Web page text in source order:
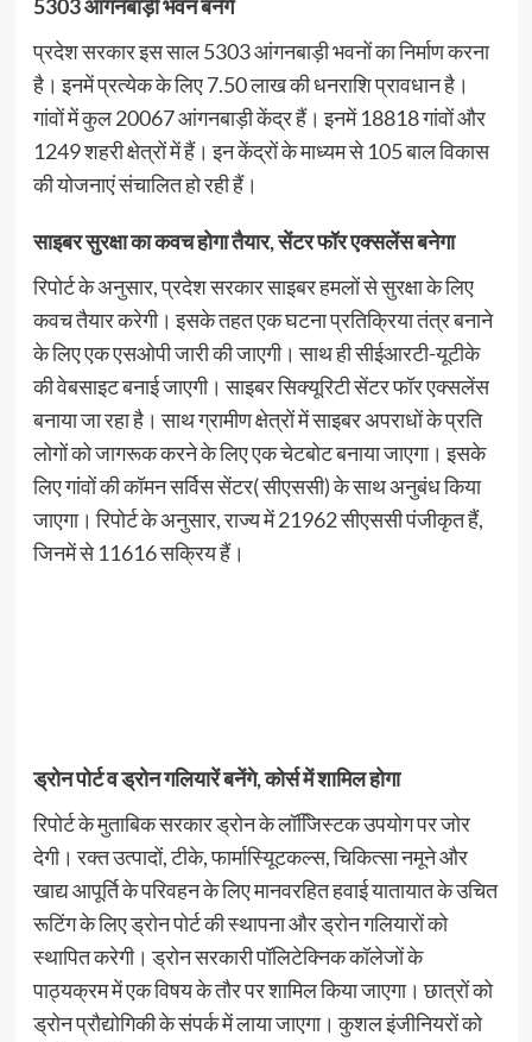
5303 आंगनबाड़ी भवन बनेंगे
प्रदेश सरकार इस साल 5303 आंगनबाड़ी भवनों का निर्माण करना
है। इनमें प्रत्येक के लिए 7.50 लाख की धनराशि प्रावधान है।
गांवों में कुल 20067 आंगनबाड़ी केंद्र हैं। इनमें 18818 गांवों और
1249 शहरी क्षेत्रों में हैं। इन केंद्रों के माध्यम से 105 बाल विकास
की योजनाएं संचालित हो रही हैं।
साइबर सुरक्षा का कवच होगा तैयार, सेंटर फॉर एक्सलेंस बनेगा
रिपोर्ट के अनुसार, प्रदेश सरकार साइबर हमलों से सुरक्षा के लिए
कवच तैयार करेगी। इसके तहत एक घटना प्रतिक्रिया तंत्र बनाने
के लिए एक एसओपी जारी की जाएगी। साथ ही सीईआरटी-यूटीके
की वेबसाइट बनाई जाएगी। साइबर सिक्यूरिटी सेंटर फॉर एक्सलेंस
बनाया जा रहा है। साथ ग्रामीण क्षेत्रों में साइबर अपराधों के प्रति
लोगों को जागरूक करने के लिए एक चेटबोट बनाया जाएगा। इसके
लिए गांवों की कॉमन सर्विस सेंटर( सीएससी) के साथ अनुबंध किया
जाएगा। रिपोर्ट के अनुसार, राज्य में 21962 सीएससी पंजीकृत हैं,
जिनमें से 11616 सक्रिय हैं।
ड्रोन पोर्ट व ड्रोन गलियारें बनेंगे, कोर्स में शामिल होगा
रिपोर्ट के मुताबिक सरकार ड्रोन के लॉजििस्टक उपयोग पर जोर
देगी। रक्त उत्पादों, टीके, फार्मास्यूिटकल्स, चिकित्सा नमूने और
खाद्य आपूर्ति के परिवहन के लिए मानवरहित हवाई यातायात के उचित
रूटिंग के लिए ड्रोन पोर्ट की स्थापना और ड्रोन गलियारों को
स्थापित करेगी। ड्रोन सरकारी पॉलिटेक्निक कॉलेजों के
पाठ्यक्रम में एक विषय के तौर पर शामिल किया जाएगा। छात्रों को
ड्रोन प्रौद्योगिकी के संपर्क में लाया जाएगा। कुशल इंजीनियरों को